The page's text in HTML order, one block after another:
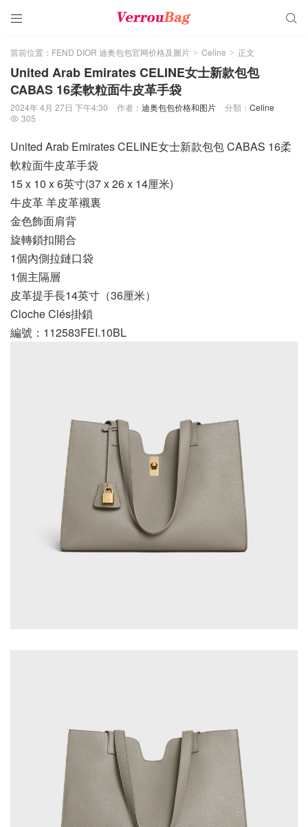
 
當前位置： FEND DIOR 迪奥包包官网价格及圖片 > Celine > 正文
United Arab Emirates CELINE女士新款包包
CABAS 16柔軟粒面牛皮革手袋
2024年 4月 27日 下午4:30 作者： 迪奥包包价格和图片 分類： Celine
 305
United Arab Emirates CELINE女士新款包包 CABAS 16柔
軟粒面牛皮革手袋
15 x 10 x 6英寸(37 x 26 x 14厘米)
牛皮革 羊皮革襯裏
金色飾面肩背
旋轉鎖扣開合
1個內側拉鏈口袋
1個主隔層
皮革提手長14英寸（36厘米）
Cloche Clés掛鎖
編號：112583FEI.10BL